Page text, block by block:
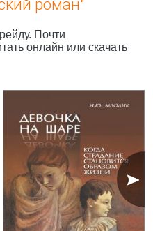
роман"
Почти
онлайн или скачать